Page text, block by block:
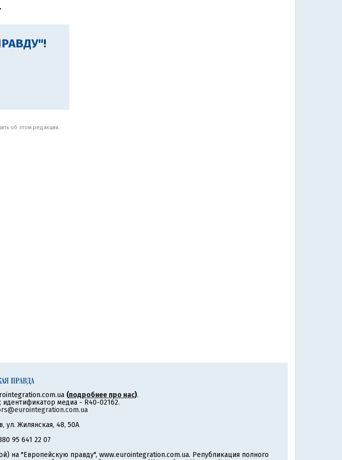
.
об этом редакции.
(подробнее про нас).
медиа - R40-02162.
ул. Жилянская, 48, 50А
95 641 22 07
на "Европейскую правду", www.eurointegration.com.ua. Републикация полного